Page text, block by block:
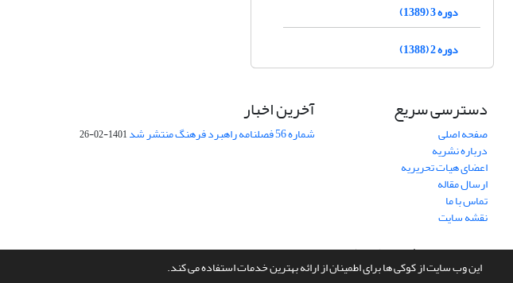
این وب سایت از کوکی ها برای اطمینان از ارائه بهترین خدمات استفاده می کند.
دوره 3 (1389)
دوره 2 (1388)
دسترسی سریع
صفحه اصلی
درباره نشریه
اعضای هیات تحریریه
ارسال مقاله
تماس با ما
نقشه سایت
آخرین اخبار
شماره 56 فصلنامه راهبرد فرهنگ منتشر شد 1401-02-26
سامانه مدیریت نشریات علمی.طراحی و پیاده سازی ازسیناوب